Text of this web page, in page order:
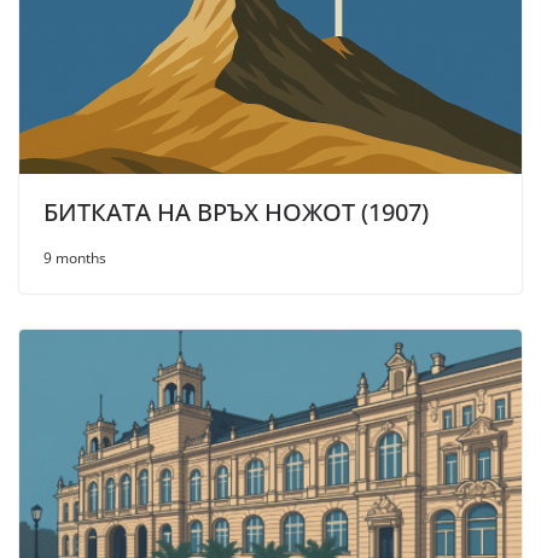
БИТКАТА НА ВРЪХ НОЖОТ (1907)
9 months